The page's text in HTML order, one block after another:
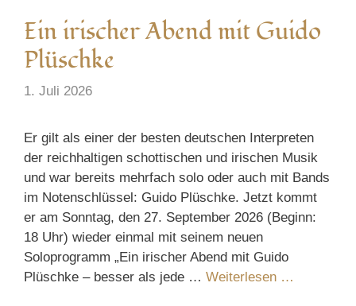
Ein irischer Abend mit Guido
Plüschke
1. Juli 2026
Er gilt als einer der besten deutschen Interpreten
der reichhaltigen schottischen und irischen Musik
und war bereits mehrfach solo oder auch mit Bands
im Notenschlüssel: Guido Plüschke. Jetzt kommt
er am Sonntag, den 27. September 2026 (Beginn:
18 Uhr) wieder einmal mit seinem neuen
Soloprogramm „Ein irischer Abend mit Guido
Plüschke – besser als jede … Weiterlesen …